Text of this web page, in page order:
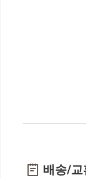
배송/교